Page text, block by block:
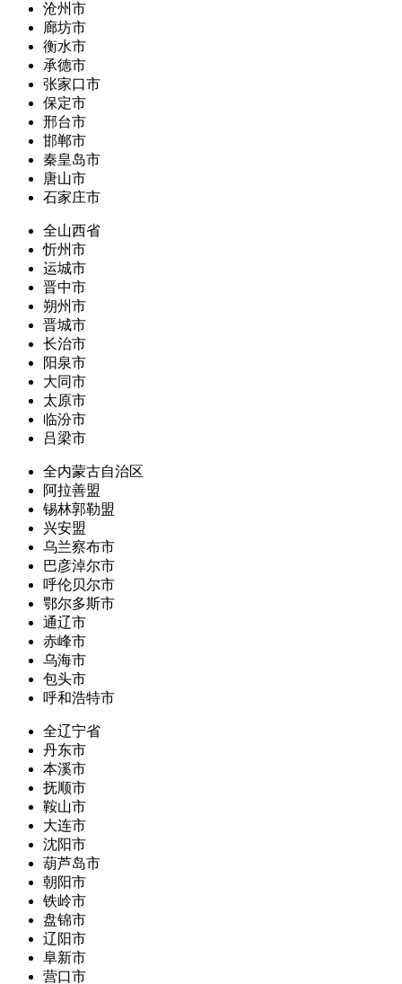
沧州市
廊坊市
衡水市
承德市
张家口市
保定市
邢台市
邯郸市
秦皇岛市
唐山市
石家庄市
全山西省
忻州市
运城市
晋中市
朔州市
晋城市
长治市
阳泉市
大同市
太原市
临汾市
吕梁市
全内蒙古自治区
阿拉善盟
锡林郭勒盟
兴安盟
乌兰察布市
巴彦淖尔市
呼伦贝尔市
鄂尔多斯市
通辽市
赤峰市
乌海市
包头市
呼和浩特市
全辽宁省
丹东市
本溪市
抚顺市
鞍山市
大连市
沈阳市
葫芦岛市
朝阳市
铁岭市
盘锦市
辽阳市
阜新市
营口市